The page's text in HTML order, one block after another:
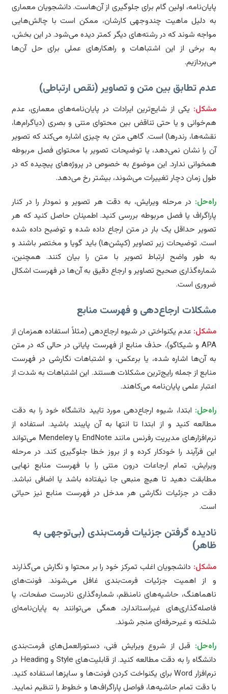
اولین گام برای جلوگیری از آن‌هاست. دانشجویان معماری
دلیل ماهیت چندوجهی کارشان، ممکن است با چالش‌هایی
شوند که در رشته‌های دیگر کمتر دیده می‌شود. در این بخش،
برخی از این اشتباهات و راهکارهای عملی برای حل آن‌ها
تطابق بین متن و تصاویر (نقص ارتباطی)
یکی از شایع‌ترین ایرادات در پایان‌نامه‌های معماری، عدم
و یا حتی تناقض بین محتوای متنی و بصری (دیاگرام‌ها،
رندرها) است. گاهی متن به چیزی اشاره می‌کند که تصویر
را نشان نمی‌دهد، یا توضیحات تصویر با محتوای فصل مربوطه
ندارد. این موضوع به خصوص در پروژه‌های پیچیده که در
زمان دچار تغییرات می‌شوند، بیشتر رخ می‌دهد.
در مرحله ویرایش، به دقت هر تصویر و نمودار را در کنار
یا فصل مربوطه بررسی کنید. اطمینان حاصل کنید که هر
حداقل یک بار در متن ارجاع داده شده و توضیح داده شده
توضیحات زیر تصاویر (کپشن‌ها) باید گویا و مختصر باشند و
طور واضح ارتباط تصویر با متن را بیان کنند. همچنین،
صحیح تصاویر و ارجاع دقیق به آن‌ها در فهرست اشکال
است.
ارجاع‌دهی و فهرست منابع
عدم یکنواختی در شیوه ارجاع‌دهی (مثلاً استفاده همزمان از
APA و شیکاگو)، حذف منابع از فهرست پایانی در حالی که در متن
آن‌ها اشاره شده، یا برعکس، و اشتباهات نگارشی در فهرست
از جمله رایج‌ترین مشکلات هستند. این اشتباهات به شدت از
علمی پایان‌نامه می‌کاهند.
ابتدا، شیوه ارجاع‌دهی مورد تایید دانشگاه خود را به دقت
کنید و از ابتدا تا انتها به آن پایبند باشید. استفاده از
نرم‌افزارهای مدیریت رفرنس مانند EndNote یا Mendeley می‌تواند
فرآیند را خودکار کرده و از بروز خطا جلوگیری کند. در مرحله
تمام ارجاعات درون متنی را با فهرست منابع نهایی
دهید تا هیچ منبعی جا نیفتاده باشد یا اضافی نباشد.
در جزئیات نگارشی هر مدخل در فهرست منابع نیز حیاتی
گرفتن جزئیات فرمت‌بندی (بی‌توجهی به
دانشجویان اغلب تمرکز خود را بر محتوا و نگارش می‌گذارند
از اهمیت جزئیات فرمت‌بندی غافل می‌شوند. فونت‌های
حاشیه‌های نامنظم، شماره‌گذاری نادرست صفحات، یا
غیراستاندارد، همگی می‌توانند به پایان‌نامه‌ای
و غیرحرفه‌ای منجر شوند.
قبل از شروع ویرایش فنی، دستورالعمل‌های فرمت‌بندی
دانشگاه را به دقت مطالعه کنید. از قابلیت‌های Style و Heading در
نرم‌افزار Word برای یکنواخت کردن فونت‌ها و سایزها استفاده کنید.
دقت تمام حاشیه‌ها، فواصل پاراگراف‌ها و خطوط را تنظیم نمایید.